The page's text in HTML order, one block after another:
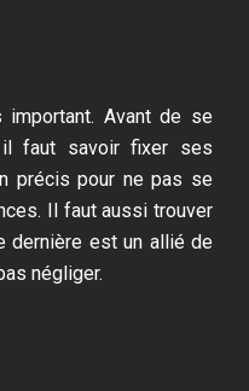
Avant de se
il faut savoir fixer ses
précis pour ne pas se
Il faut aussi trouver
dernière est un allié de
négliger.